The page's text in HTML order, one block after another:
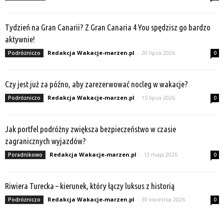
Tydzień na Gran Canarii? Z Gran Canaria 4 You spędzisz go bardzo
aktywnie!
Podróżniczo Redakcja Wakacje-marzen.pl - 20 lipca 2026 0
Czy jest już za późno, aby zarezerwować nocleg w wakacje?
Podróżniczo Redakcja Wakacje-marzen.pl - 15 lipca 2026 0
Jak portfel podróżny zwiększa bezpieczeństwo w czasie
zagranicznych wyjazdów?
Poradnikowo Redakcja Wakacje-marzen.pl - 13 maja 2026 0
Riwiera Turecka – kierunek, który łączy luksus z historią
Podróżniczo Redakcja Wakacje-marzen.pl - 30 kwietnia 2026 0